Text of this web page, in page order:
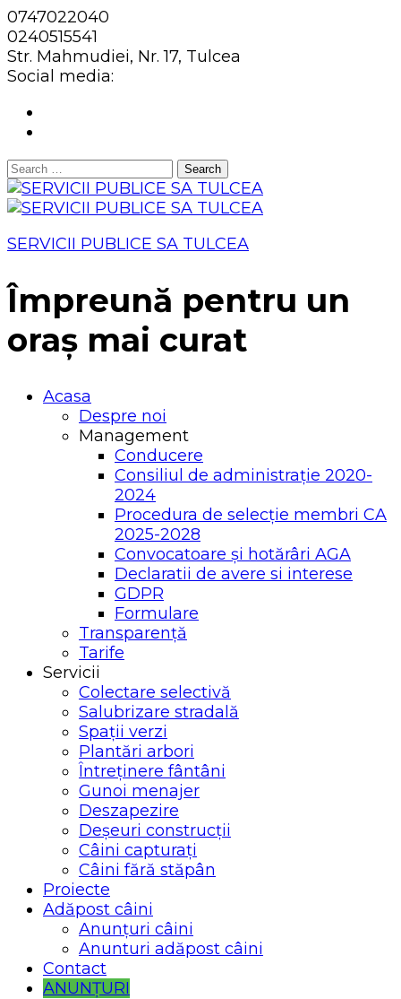
0747022040
0240515541
Str. Mahmudiei, Nr. 17, Tulcea
Social media:
Search
for:
SERVICII PUBLICE SA TULCEA
Împreună pentru un
oraș mai curat
Acasa
Despre noi
Management
Conducere
Consiliul de administrație 2020-
2024
Procedura de selecție membri CA
2025-2028
Convocatoare și hotărâri AGA
Declaratii de avere si interese
GDPR
Formulare
Transparență
Tarife
Servicii
Colectare selectivă
Salubrizare stradală
Spații verzi
Plantări arbori
Întreținere fântâni
Gunoi menajer
Deszapezire
Deșeuri construcții
Câini capturați
Câini fără stăpân
Proiecte
Adăpost câini
Anunțuri câini
Anunturi adăpost câini
Contact
ANUNȚURI